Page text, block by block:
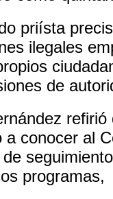
priísta
ilegales
de
a conocer al
programas,